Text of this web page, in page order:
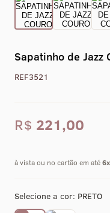
Sapatinho de Jazz
REF3521
R$ 221,00
à vista ou no cartão em até6x
Selecione a cor: PRETO